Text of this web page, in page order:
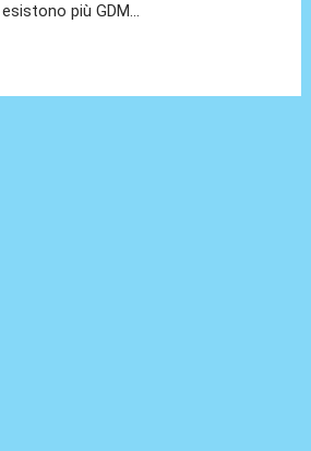
più GDM...